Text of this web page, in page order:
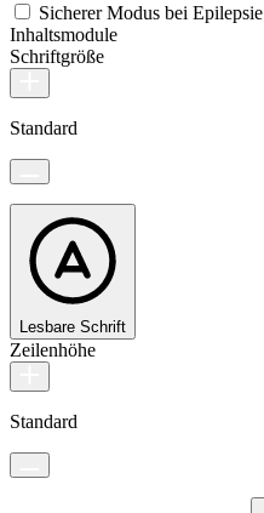
Sicherer Modus bei Epilepsie
Inhaltsmodule
Schriftgröße
Standard
Lesbare Schrift
Zeilenhöhe
Standard